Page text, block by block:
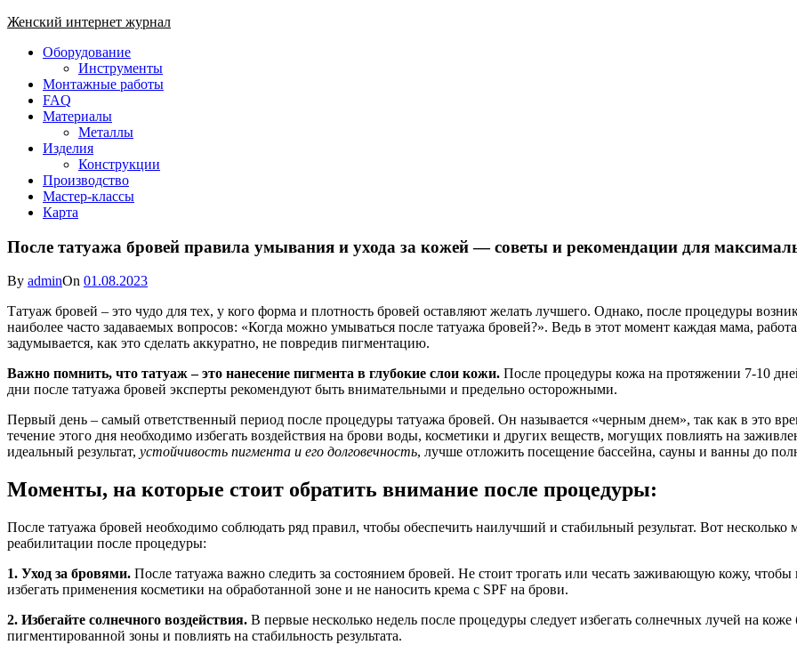
Skip
content
Женский интернет журнал
Close
Оборудование
Инструменты
Монтажные работы
FAQ
Материалы
Металлы
Изделия
Конструкции
Производство
Мастер-классы
Карта
После татуажа бровей правила умывания и ухода за кожей — советы и рекомендации для
By adminOn 01.08.2023
Татуаж бровей – это чудо для тех, у кого форма и плотность бровей оставляют желать лучшего. Однако, после процедуры
наиболее часто задаваемых вопросов: «Когда можно умываться после татуажа бровей?». Ведь в этот момент каждая мама,
задумывается, как это сделать аккуратно, не повредив пигментацию.
Важно помнить, что татуаж – это нанесение пигмента в глубокие слои кожи. После процедуры кожа на протяжении 7-10
дни после татуажа бровей эксперты рекомендуют быть внимательными и предельно осторожными.
Первый день – самый ответственный период после процедуры татуажа бровей. Он называется «черным днем», так как в это
течение этого дня необходимо избегать воздействия на брови воды, косметики и других веществ, могущих повлиять на
идеальный результат, устойчивость пигмента и его долговечность, лучше отложить посещение бассейна, сауны и ванны до
Моменты, на которые стоит обратить внимание после процедуры:
После татуажа бровей необходимо соблюдать ряд правил, чтобы обеспечить наилучший и стабильный результат. Вот
реабилитации после процедуры:
1. Уход за бровями. После татуажа важно следить за состоянием бровей. Не стоит трогать или чесать заживающую кожу,
избегать применения косметики на обработанной зоне и не наносить крема с SPF на брови.
2. Избегайте солнечного воздействия. В первые несколько недель после процедуры следует избегать солнечных лучей на
пигментированной зоны и повлиять на стабильность результата.